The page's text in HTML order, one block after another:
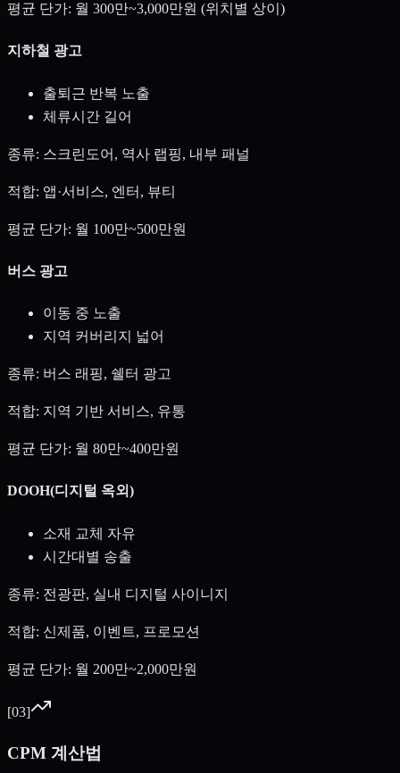
평균 단가: 월 300만~3,000만원 (위치별 상이)
지하철 광고
출퇴근 반복 노출
체류시간 길어
종류: 스크린도어, 역사 랩핑, 내부 패널
적합: 앱·서비스, 엔터, 뷰티
평균 단가: 월 100만~500만원
버스 광고
이동 중 노출
지역 커버리지 넓어
종류: 버스 래핑, 쉘터 광고
적합: 지역 기반 서비스, 유통
평균 단가: 월 80만~400만원
DOOH(디지털 옥외)
소재 교체 자유
시간대별 송출
종류: 전광판, 실내 디지털 사이니지
적합: 신제품, 이벤트, 프로모션
평균 단가: 월 200만~2,000만원
[03]
CPM 계산법